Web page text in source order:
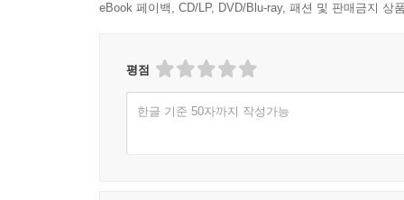
eBook 페이백, CD/LP, DVD/Blu-ray, 패션 및 판매금지 상
평점
한글 기준 50자까지 작성가능